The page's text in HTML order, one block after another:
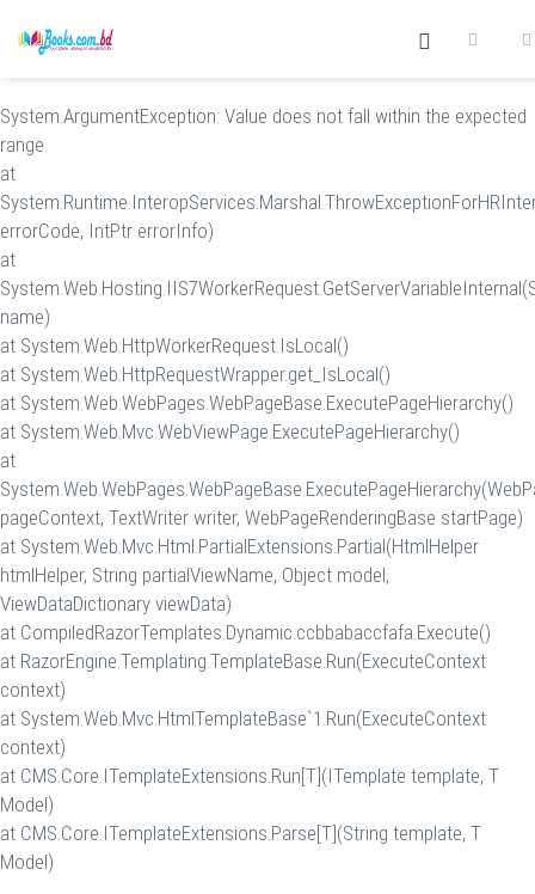
System.ArgumentException: Value does not fall within the expected
range.
at
errorCode, IntPtr errorInfo)
at
name)
at System.Web.HttpWorkerRequest.IsLocal()
at System.Web.HttpRequestWrapper.get_IsLocal()
at System.Web.WebPages.WebPageBase.ExecutePageHierarchy()
at System.Web.Mvc.WebViewPage.ExecutePageHierarchy()
at
pageContext, TextWriter writer, WebPageRenderingBase startPage)
at System.Web.Mvc.Html.PartialExtensions.Partial(HtmlHelper
htmlHelper, String partialViewName, Object model,
ViewDataDictionary viewData)
at CompiledRazorTemplates.Dynamic.ccbbabaccfafa.Execute()
at RazorEngine.Templating.TemplateBase.Run(ExecuteContext
context)
at System.Web.Mvc.HtmlTemplateBase`1.Run(ExecuteContext
context)
at CMS.Core.ITemplateExtensions.Run[T](ITemplate template, T
Model)
at CMS.Core.ITemplateExtensions.Parse[T](String template, T
Model)